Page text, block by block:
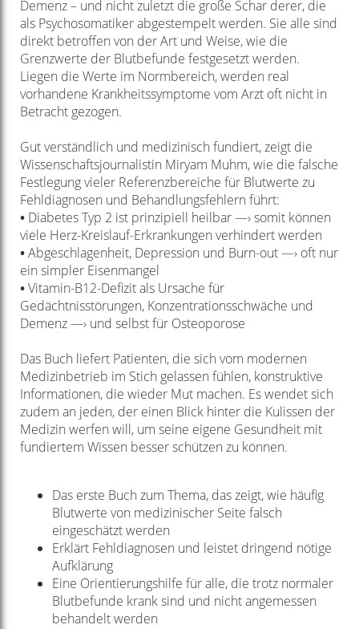
Demenz – und nicht zuletzt die große Schar derer, die
als Psychosomatiker abgestempelt werden. Sie alle sind
direkt betroffen von der Art und Weise, wie die
Grenzwerte der Blutbefunde festgesetzt werden.
Liegen die Werte im Normbereich, werden real
vorhandene Krankheitssymptome vom Arzt oft nicht in
Betracht gezogen.
Gut verständlich und medizinisch fundiert, zeigt die
Wissenschaftsjournalistin Miryam Muhm, wie die falsche
Festlegung vieler Referenzbereiche für Blutwerte zu
Fehldiagnosen und Behandlungsfehlern führt:
•Diabetes Typ 2 ist prinzipiell heilbar —› somit können
viele Herz-Kreislauf-Erkrankungen verhindert werden
•Abgeschlagenheit, Depression und Burn-out —› oft nur
ein simpler Eisenmangel
•Vitamin-B12-Defizit als Ursache für
Gedächtnisstörungen, Konzentrationsschwäche und
Demenz —› und selbst für Osteoporose
Das Buch liefert Patienten, die sich vom modernen
Medizinbetrieb im Stich gelassen fühlen, konstruktive
Informationen, die wieder Mut machen. Es wendet sich
zudem an jeden, der einen Blick hinter die Kulissen der
Medizin werfen will, um seine eigene Gesundheit mit
fundiertem Wissen besser schützen zu können.
Das erste Buch zum Thema, das zeigt, wie häufig
Blutwerte von medizinischer Seite falsch
eingeschätzt werden
Erklärt Fehldiagnosen und leistet dringend nötige
Aufklärung
Eine Orientierungshilfe für alle, die trotz normaler
Blutbefunde krank sind und nicht angemessen
behandelt werden